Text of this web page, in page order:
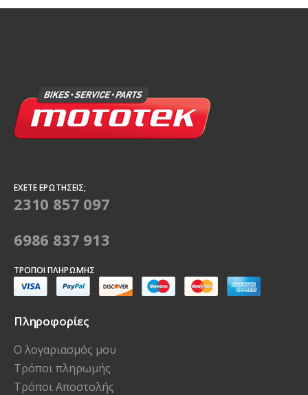
ΈΧΕΤΕ ΕΡΩΤΉΣΕΙΣ;
2310 857 097
6986 837 913
ΤΡΌΠΟΙ ΠΛΗΡΩΜΉΣ
Πληροφορίες
Ο λογαριασμός μου
Τρόποι πληρωμής
Τρόποι Αποστολής